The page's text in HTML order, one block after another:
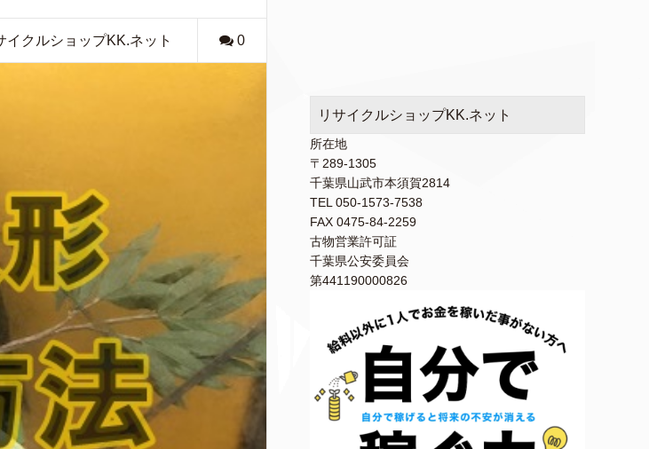
イクルショップKK.ネット 0
リサイクルショップKK.ネット
所在地
〒289-1305
千葉県山武市本須賀2814
TEL 050-1573-7538
FAX 0475-84-2259
古物営業許可証
千葉県公安委員会
第441190000826